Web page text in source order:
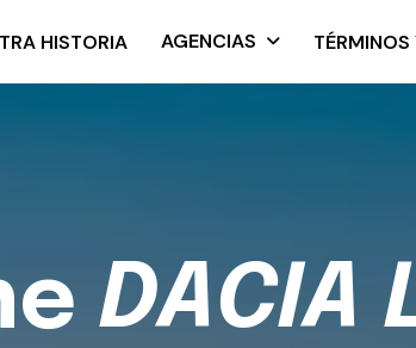
HISTORIA AGENCIAS
e DACIA